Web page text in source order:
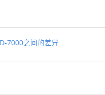
7000之间的差异